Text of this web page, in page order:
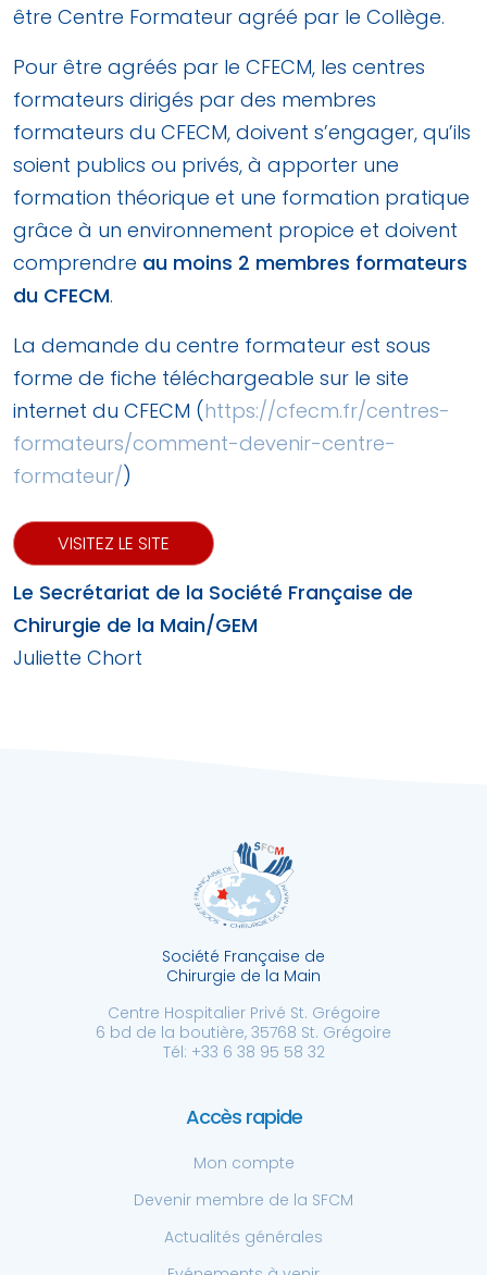
être Centre Formateur agréé par le Collège.
Pour être agréés par le CFECM, les centres
formateurs dirigés par des membres
formateurs du CFECM, doivent s’engager, qu’ils
soient publics ou privés, à apporter une
formation théorique et une formation pratique
grâce à un environnement propice et doivent
comprendre au moins 2 membres formateurs
du CFECM.
La demande du centre formateur est sous
forme de fiche téléchargeable sur le site
internet du CFECM (https://cfecm.fr/centres-
formateurs/comment-devenir-centre-
formateur/)
VISITEZ LE SITE
Le Secrétariat de la Société Française de
Chirurgie de la Main/GEM
Juliette Chort
Société Française de
Chirurgie de la Main
Centre Hospitalier Privé St. Grégoire
6 bd de la boutière, 35768 St. Grégoire
Tél: +33 6 38 95 58 32
Accès rapide
Mon compte
Devenir membre de la SFCM
Actualités générales